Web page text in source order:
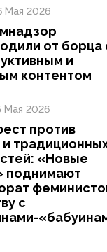
Мая 2026
от борца
и
контентом
Мая 2026
против
и
«Новые
поднимают
с